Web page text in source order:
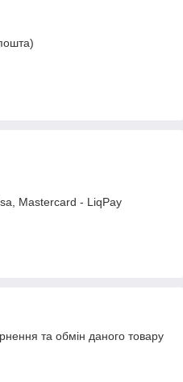
Mastercard - LiqPay
та обмін даного товару